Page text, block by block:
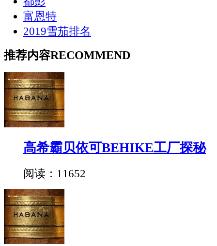
富恩特
2019雪茄排名
推荐内容RECOMMEND
高希霸贝依可BEHIKE工厂探秘
阅读：11652